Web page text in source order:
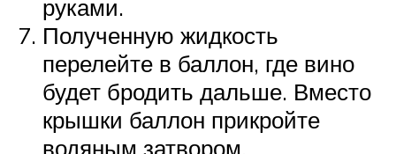
руками.
Полученную жидкость
перелейте в баллон, где вино
будет бродить дальше. Вместо
крышки баллон прикройте
водяным затвором.